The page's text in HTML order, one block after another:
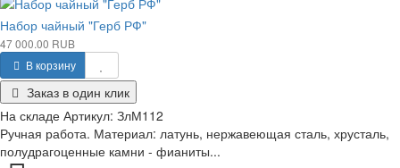
Набор чайный "Герб РФ"
47 000.00 RUB
В корзину
Заказ в один клик
На складе Артикул: ЗлМ112
Ручная работа. Материал: латунь, нержавеющая сталь, хрусталь,
полудрагоценные камни - фианиты...